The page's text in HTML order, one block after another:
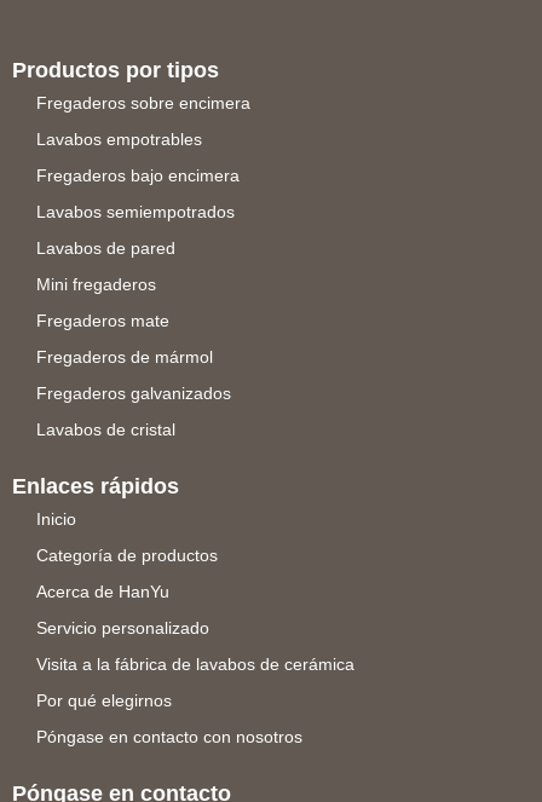
Productos por tipos
Fregaderos sobre encimera
Lavabos empotrables
Fregaderos bajo encimera
Lavabos semiempotrados
Lavabos de pared
Mini fregaderos
Fregaderos mate
Fregaderos de mármol
Fregaderos galvanizados
Lavabos de cristal
Enlaces rápidos
Inicio
Categoría de productos
Acerca de HanYu
Servicio personalizado
Visita a la fábrica de lavabos de cerámica
Por qué elegirnos
Póngase en contacto con nosotros
Póngase en contacto